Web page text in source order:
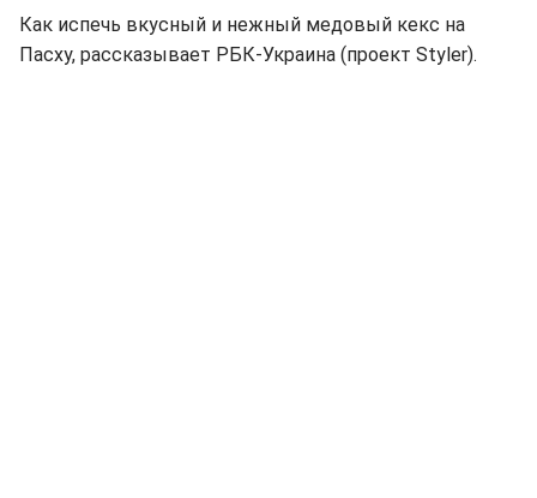
Как испечь вкусный и нежный медовый кекс на
Пасху, рассказывает РБК-Украина (проект Styler).